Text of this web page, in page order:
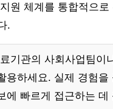
원 체계를 통합적으로
.
기관의 사회사업팀이
용하세요. 실제 경험을
에 빠르게 접근하는 데